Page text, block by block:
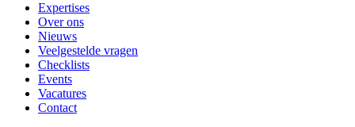
Expertises
Over ons
Nieuws
Veelgestelde vragen
Checklists
Events
Vacatures
Contact